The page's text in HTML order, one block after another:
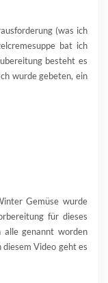
(was ich
bat ich
besteht es
wurde gebeten, ein
Gemüse wurde
für dieses
alle genannt worden
Video geht es